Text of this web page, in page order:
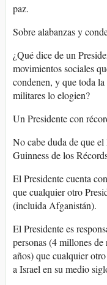
paz.
Sobre alabanzas y
¿Qué dice de un
movimientos sociales
condenen, y que toda
militares lo elogien?
Un Presidente con
No cabe duda de que
Guinness de los
El Presidente cuenta
que cualquier otro
(incluida Afganistán).
El Presidente es
personas (4 millones
años) que cualquier
a Israel en su medio